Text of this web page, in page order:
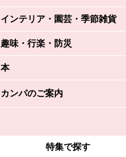
インテリア・園芸・季節雑貨
趣味・行楽・防災
本
カンパのご案内
特集で探す